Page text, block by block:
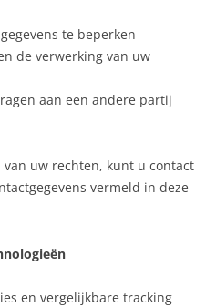
te beperken
de verwerking van uw
aan een andere partij
uw rechten, kunt u contact
vermeld in deze
en vergelijkbare tracking